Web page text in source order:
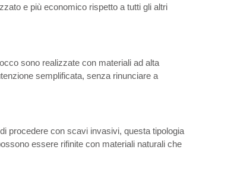
e più economico rispetto a tutti gli altri
sono realizzate con materiali ad alta
semplificata, senza rinunciare a
procedere con scavi invasivi, questa tipologia
essere rifinite con materiali naturali che